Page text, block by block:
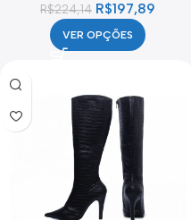
R$224,14 R$197,89
VER OPÇÕES